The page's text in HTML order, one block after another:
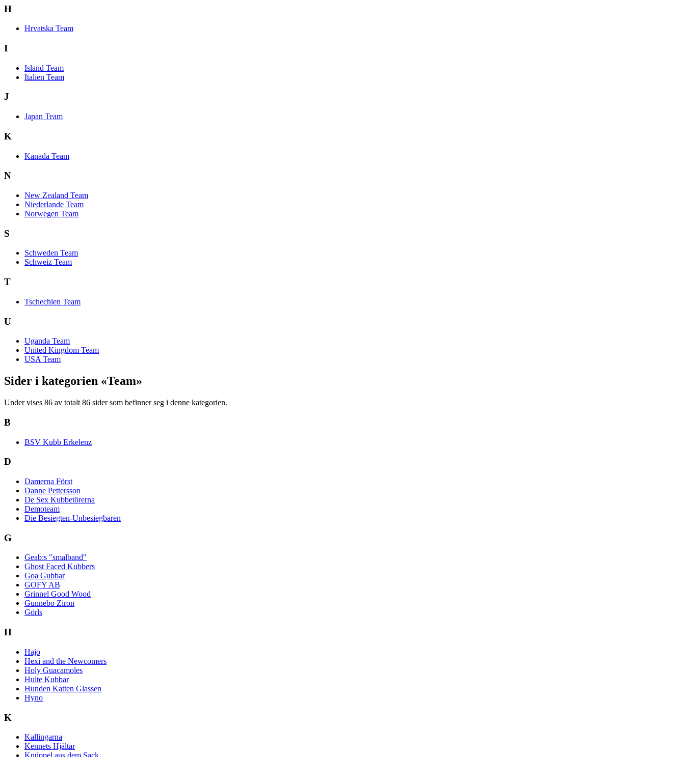
H
Hrvatska Team
I
Island Team
Italien Team
J
Japan Team
K
Kanada Team
N
New Zealand Team
Niederlande Team
Norwegen Team
S
Schweden Team
Schweiz Team
T
Tschechien Team
U
Uganda Team
United Kingdom Team
USA Team
Sider i kategorien «Team»
Under vises 86 av totalt 86 sider som befinner seg i denne kategorien.
B
BSV Kubb Erkelenz
D
Damerna Först
Danne Pettersson
De Sex Kubbetörerna
Demoteam
Die Besiegten-Unbesiegbaren
G
Geab:s "smalband"
Ghost Faced Kubbers
Goa Gubbar
GOFY AB
Grinnel Good Wood
Gunnebo Ziron
Görls
H
Hajo
Hexi and the Newcomers
Holy Guacamoles
Hulte Kubbar
Hunden Katten Glassen
Hyno
K
Kallingarna
Kennets Hjältar